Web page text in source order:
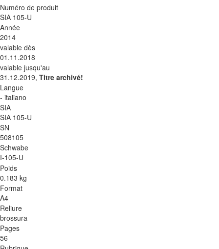
Numéro de produit
SIA 105-U
Année
2014
valable dès
01.11.2018
valable jusqu'au
31.12.2019, Titre archivé!
Langue
- italiano
SIA
SIA 105-U
SN
508105
Schwabe
I-105-U
Poids
0.183 kg
Format
A4
Reliure
brossura
Pages
56